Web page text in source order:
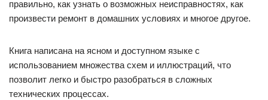
правильно, как узнать о возможных неисправностях, как
произвести ремонт в домашних условиях и многое другое.
Книга написана на ясном и доступном языке с
использованием множества схем и иллюстраций, что
позволит легко и быстро разобраться в сложных
технических процессах.